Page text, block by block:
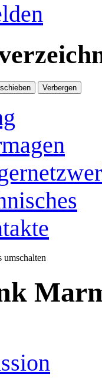
Verbergen
umschalten